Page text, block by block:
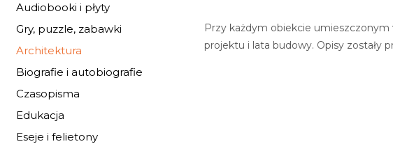
Audiobooki i płyty
Gry, puzzle, zabawki
Architektura
Biografie i autobiografie
Czasopisma
Edukacja
Eseje i felietony
Przy każdym obiekcie
projektu i lata budowy. Opisy zostały